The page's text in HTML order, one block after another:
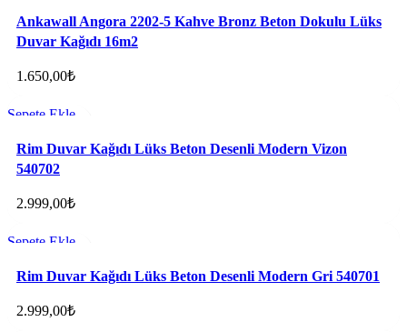
Ankawall Angora 2202-5 Kahve Bronz Beton Dokulu Lüks
Duvar Kağıdı 16m2
1.650,00₺
Sepete Ekle
Rim Duvar Kağıdı Lüks Beton Desenli Modern Vizon
540702
2.999,00₺
Sepete Ekle
Rim Duvar Kağıdı Lüks Beton Desenli Modern Gri 540701
2.999,00₺